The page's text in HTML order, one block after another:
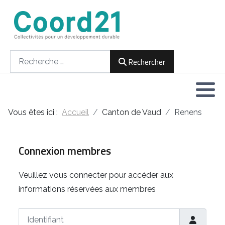
Rechercher
Vous êtes ici : Accueil Canton de Vaud Renens
Connexion membres
Veuillez vous connecter pour accéder aux
informations réservées aux membres
Identifiant
Développement durable et Agenda 21
Implémentation locale de l'Agenda
2021
2022
2024
Lettres d'informations
Rencontres thématiques
Documents